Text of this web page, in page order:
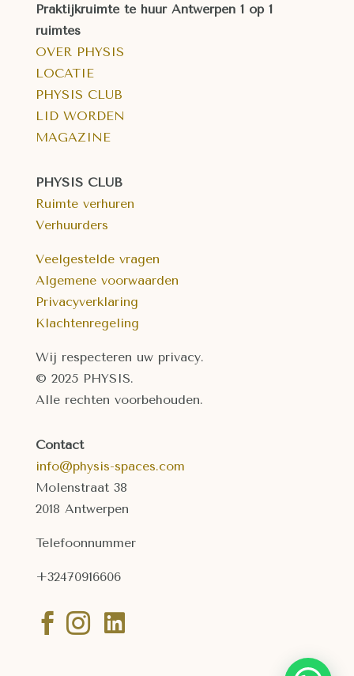
Praktijkruimte te huur Antwerpen 1 op 1
ruimtes
OVER PHYSIS
LOCATIE
PHYSIS CLUB
LID WORDEN
MAGAZINE
PHYSIS CLUB
Ruimte verhuren
Verhuurders
Veelgestelde vragen
Algemene voorwaarden
Privacyverklaring
Klachtenregeling
Wij respecteren uw privacy.
© 2025 PHYSIS.
Alle rechten voorbehouden.
Contact
info@physis-spaces.com
Molenstraat 38
2018 Antwerpen
Telefoonnummer
+32470916606
  